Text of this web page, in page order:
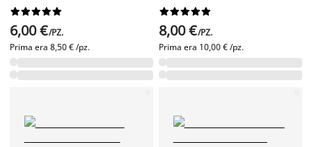






6,00 €/PZ.
Prima era 8,50 € /pz.






8,00 €/PZ.
Prima era 10,00 € /pz.